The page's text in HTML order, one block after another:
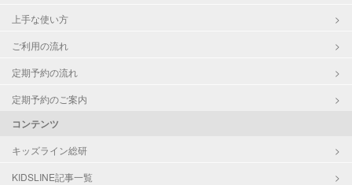
上手な使い方
ご利用の流れ
定期予約の流れ
定期予約のご案内
コンテンツ
キッズライン総研
KIDSLINE記事一覧